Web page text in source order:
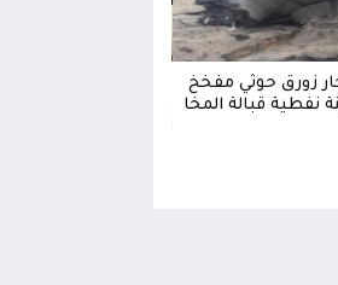
زورق حوثي مفخخ
قبالة المخا